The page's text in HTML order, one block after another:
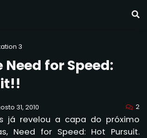
3
Need for Speed:
31, 2010 2
já revelou a capa do próximo
Need for Speed: Hot Pursuit.